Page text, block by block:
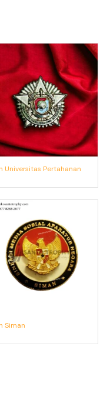
Universitas Pertahanan
Siman